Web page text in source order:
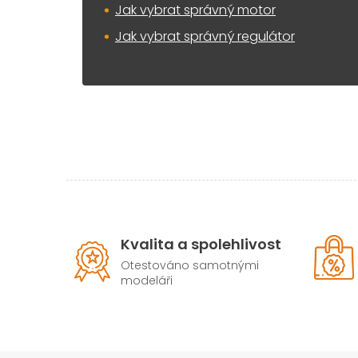
Jak vybrat správný motor
Jak vybrat správný regulátor
Kvalita a spolehlivost
Otestováno samotnými
modeláři